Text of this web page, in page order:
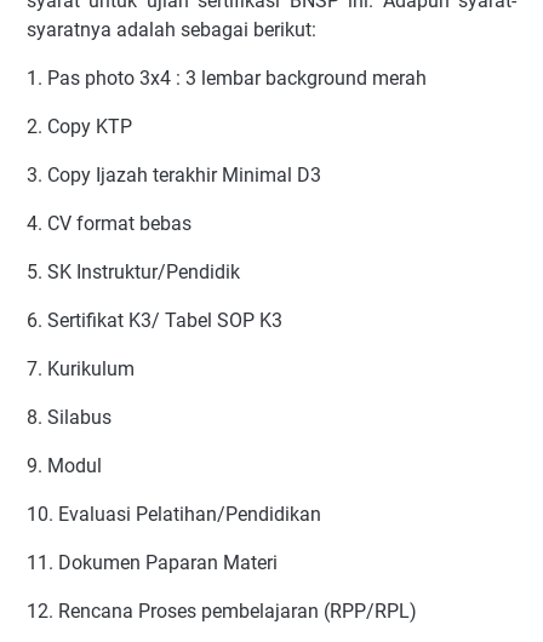
syaratnya adalah sebagai berikut:
1. Pas photo 3x4 : 3 lembar background merah
2. Copy KTP
3. Copy Ijazah terakhir Minimal D3
4. CV format bebas
5. SK Instruktur/Pendidik
6. Sertifikat K3/ Tabel SOP K3
7. Kurikulum
8. Silabus
9. Modul
10. Evaluasi Pelatihan/Pendidikan
11. Dokumen Paparan Materi
12. Rencana Proses pembelajaran (RPP/RPL)